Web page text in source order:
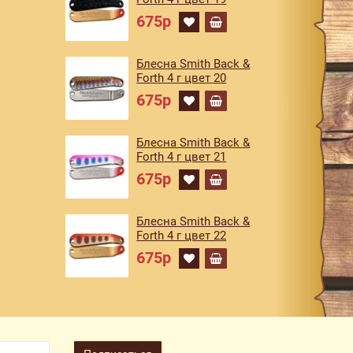
675р
Блесна Smith Back &
Forth 4 г цвет 20
675р
Блесна Smith Back &
Forth 4 г цвет 21
675р
Блесна Smith Back &
Forth 4 г цвет 22
675р